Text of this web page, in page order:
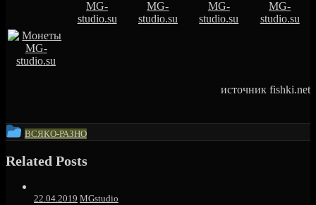
источник fishki.net
This
was
posted
ВСЯКО-РАЗНО
Related Posts
22.04.2019 MGstudio